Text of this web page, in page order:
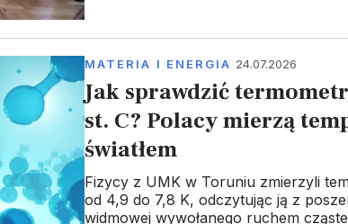
MATERIA I ENERGIA 24.07.2026
Jak sprawdzić
st. C? Polacy mierzą
światłem
Fizycy z UMK w Toruniu zmierzyli
od 4,9 do 7,8 K, odczytując ją z
widmowej wywołanego ruchem